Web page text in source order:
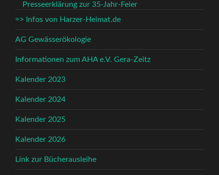
Presseerklärung zur 35-Jahr-Feier
=> Infos von Harzer-Heimat.de
AG Gewässerökologie
Informationen zum AHA e.V. Gera-Zeitz
Kalender 2023
Kalender 2024
Kalender 2025
Kalender 2026
Link zur Bücherausleihe